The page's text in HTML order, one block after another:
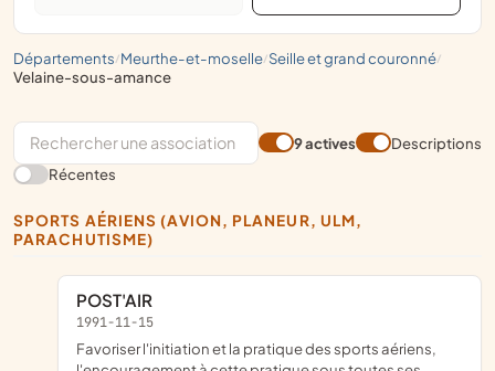
départements/ meurthe-et-moselle/ seille et grand couronné/
velaine-sous-amance
9 actives
Descriptions
Récentes
SPORTS AÉRIENS (AVION, PLANEUR, ULM,
PARACHUTISME)
POST'AIR
1991-11-15
favoriser l'initiation et la pratique des sports aériens,